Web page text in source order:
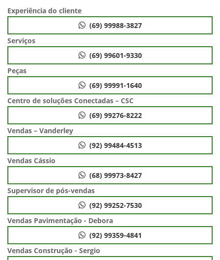
Experiência do cliente
(69) 99988-3827
Serviços
(69) 99601-9330
Peças
(69) 99991-1640
Centro de soluções Conectadas – CSC
(69) 99276-8222
Vendas – Vanderley
(92) 99484-4513
Vendas Cássio
(68) 99973-8427
Supervisor de pós-vendas
(92) 99252-7530
Vendas Pavimentação - Debora
(92) 99359-4841
Vendas Construção - Sergio